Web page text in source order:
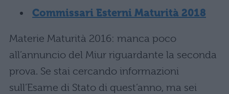
Commissari Esterni Maturità 2018
Materie Maturità 2016: manca poco
all’annuncio del Miur riguardante la seconda
prova. Se stai cercando informazioni
sull’Esame di Stato di quest’anno, ma sei